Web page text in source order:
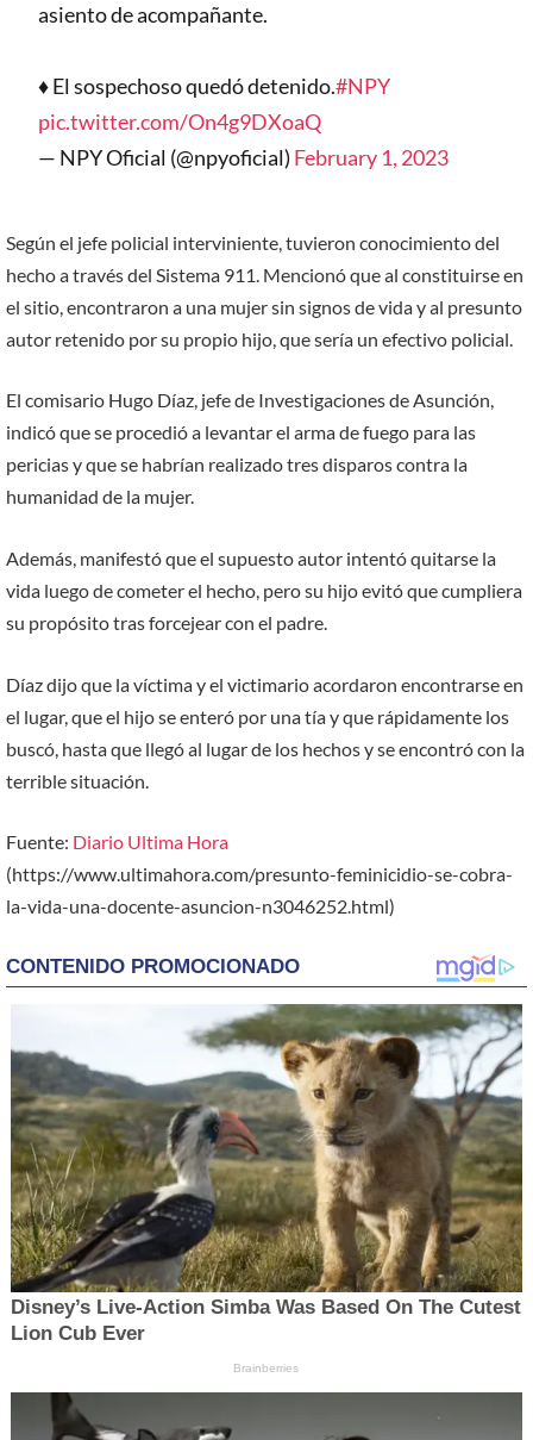
asiento de acompañante.
♦️ El sospechoso quedó detenido.#NPY
pic.twitter.com/On4g9DXoaQ
— NPY Oficial (@npyoficial) February 1, 2023
Según el jefe policial interviniente, tuvieron conocimiento del
hecho a través del Sistema 911. Mencionó que al constituirse en
el sitio, encontraron a una mujer sin signos de vida y al presunto
autor retenido por su propio hijo, que sería un efectivo policial.
El comisario Hugo Díaz, jefe de Investigaciones de Asunción,
indicó que se procedió a levantar el arma de fuego para las
pericias y que se habrían realizado tres disparos contra la
humanidad de la mujer.
Además, manifestó que el supuesto autor intentó quitarse la
vida luego de cometer el hecho, pero su hijo evitó que cumpliera
su propósito tras forcejear con el padre.
Díaz dijo que la víctima y el victimario acordaron encontrarse en
el lugar, que el hijo se enteró por una tía y que rápidamente los
buscó, hasta que llegó al lugar de los hechos y se encontró con la
terrible situación.
Fuente: Diario Ultima Hora
(https://www.ultimahora.com/presunto-feminicidio-se-cobra-
la-vida-una-docente-asuncion-n3046252.html)